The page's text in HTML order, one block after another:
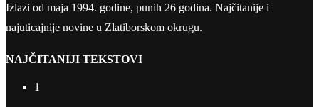
Izlazi od maja 1994. godine, punih 26 godina. Najčitanije i
najuticajnije novine u Zlatiborskom okrugu.
NAJČITANIJI TEKSTOVI
1